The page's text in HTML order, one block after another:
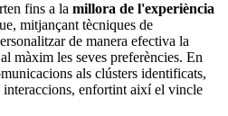
fins a la millora de l'experiència
mitjançant tècniques de
de manera efectiva la
màxim les seves preferències. En
als clústers identificats,
enfortint així el vincle